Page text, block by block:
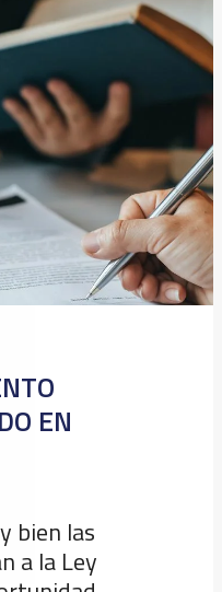
EN
bien las
a la Ley